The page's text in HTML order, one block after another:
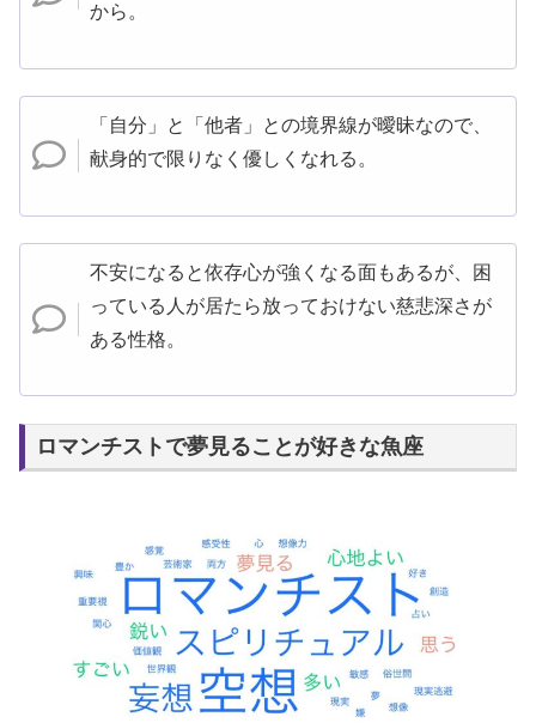
から。
「自分」と「他者」との境界線が曖昧なので、
献身的で限りなく優しくなれる。
不安になると依存心が強くなる面もあるが、困
っている人が居たら放っておけない慈悲深さが
ある性格。
ロマンチストで夢見ることが好きな魚座